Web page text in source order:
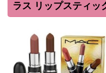
ラス リップスティッ